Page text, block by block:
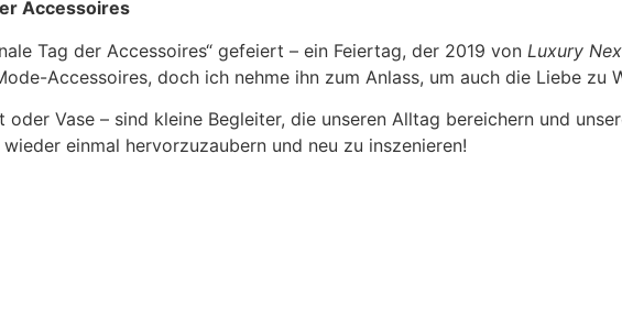
Accessoires
Tag der Accessoires“ gefeiert – ein Feiertag, der 2019 von Luxury
Accessoires, doch ich nehme ihn zum Anlass, um auch die Liebe zu
oder Vase – sind kleine Begleiter, die unseren Alltag bereichern und
einmal hervorzuzaubern und neu zu inszenieren!